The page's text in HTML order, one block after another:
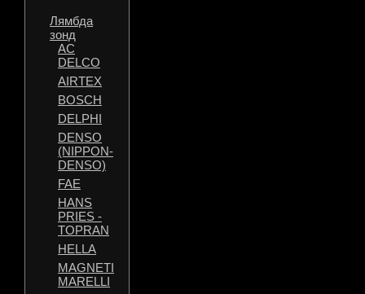
Лямбда
зонд
AC
DELCO
AIRTEX
BOSCH
DELPHI
DENSO
(NIPPON-
DENSO)
FAE
HANS
PRIES -
TOPRAN
HELLA
MAGNETI
MARELLI